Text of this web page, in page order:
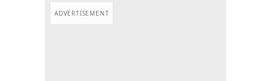
ADVERTISEMENT